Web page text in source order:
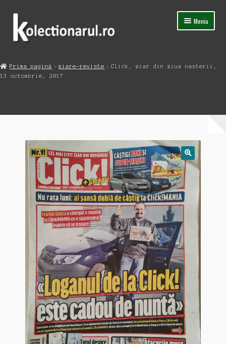
Sari
navigare
Sari
conținut
Meniu
Magazin
Contact
Prima pagină ziare-reviste
Click, ziar din ziua nasterii,
13 octombrie, 2017